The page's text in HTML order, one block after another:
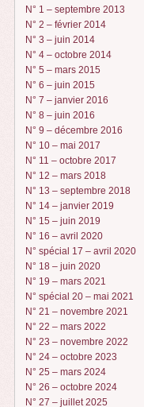
N° 1 – septembre 2013
N° 2 – février 2014
N° 3 – juin 2014
N° 4 – octobre 2014
N° 5 – mars 2015
N° 6 – juin 2015
N° 7 – janvier 2016
N° 8 – juin 2016
N° 9 – décembre 2016
N° 10 – mai 2017
N° 11 – octobre 2017
N° 12 – mars 2018
N° 13 – septembre 2018
N° 14 – janvier 2019
N° 15 – juin 2019
N° 16 – avril 2020
N° spécial 17 – avril 2020
N° 18 – juin 2020
N° 19 – mars 2021
N° spécial 20 – mai 2021
N° 21 – novembre 2021
N° 22 – mars 2022
N° 23 – novembre 2022
N° 24 – octobre 2023
N° 25 – mars 2024
N° 26 – octobre 2024
N° 27 – juillet 2025